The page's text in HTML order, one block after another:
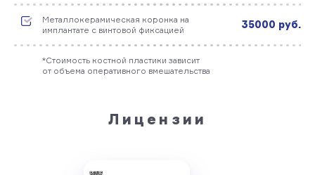
Металлокерамическая коронка на
имплантате с винтовой фиксацией
35000 руб.
*Стоимость костной пластики зависит
от объема оперативного вмешательства
Лицензии